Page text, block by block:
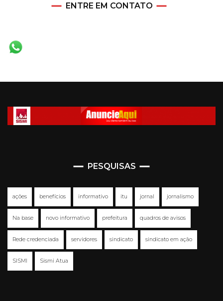
ENTRE EM CONTATO
PESQUISAS
ações benefícios informativo itu jornal jornalismo
Na base novo informativo prefeitura quadros de avisos
Rede credenciada servidores sindicato sindicato em ação
SISMI Sismi Atua